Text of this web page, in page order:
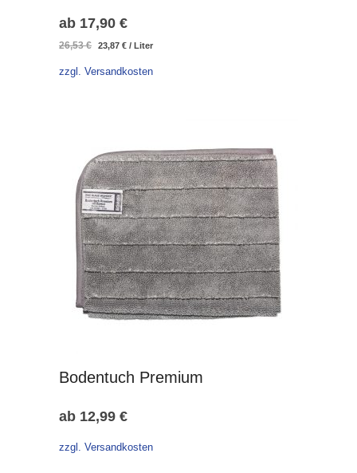
ab 17,90 €
26,53€
Ursprünglicher
war:
23,87 €Aktueller
ist:
/ Liter
zzgl. Versandkosten
Bodentuch Premium
ab 12,99 €
zzgl. Versandkosten